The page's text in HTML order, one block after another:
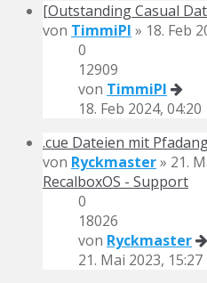
[Outstanding Сasual
von TimmiPI » 18. Feb
0
12909
von TimmiPI
18. Feb 2024, 04:20
.cue Dateien mit
von Ryckmaster» 21.
RecalboxOS - Support
0
18026
von Ryckmaster
21. Mai 2023, 15:27